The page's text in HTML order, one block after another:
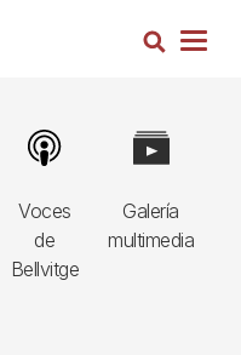
Busca
Voces
de
Bellvitge
Image
Galería
multimedia
Image